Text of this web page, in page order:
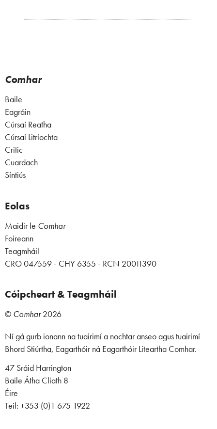
Comhar
Baile
Eagráin
Cúrsaí Reatha
Cúrsaí Litríochta
Critic
Cuardach
Síntiús
Eolas
Maidir le Comhar
Foireann
Teagmháil
CRO 047559 - CHY 6355 - RCN 20011390
Cóipcheart & Teagmháil
© Comhar2026
Ní gá gurb ionann na tuairimí a nochtar anseo agus tuairimí
Bhord Stiúrtha, Eagarthóir ná Eagarthóir Liteartha Comhar.
47 Sráid Harrington
Baile Átha Cliath 8
Éire
Teil: +353 (0)1 675 1922